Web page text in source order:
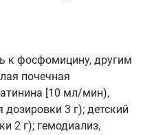
к фосфомицину, другим
почечная
[10 мл/мин),
дозировки 3 г); детский
2 г); гемодиализ,